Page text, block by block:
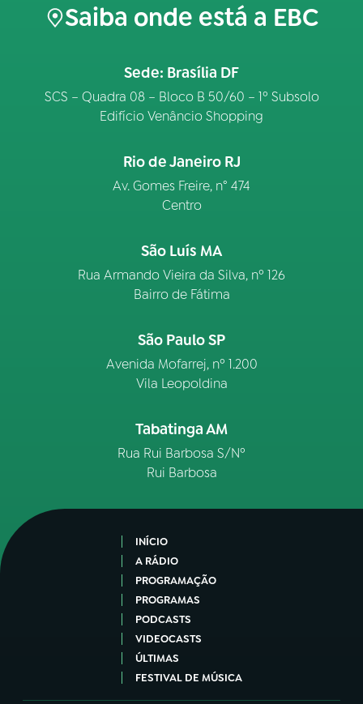
Saiba onde está a EBC
Sede: Brasília DF
SCS – Quadra 08 – Bloco B 50/60 – 1º Subsolo
Edifício Venâncio Shopping
Rio de Janeiro RJ
Av. Gomes Freire, n° 474
Centro
São Luís MA
Rua Armando Vieira da Silva, nº 126
Bairro de Fátima
São Paulo SP
Avenida Mofarrej, nº 1.200
Vila Leopoldina
Tabatinga AM
Rua Rui Barbosa S/Nº
Rui Barbosa
INÍCIO
A RÁDIO
PROGRAMAÇÃO
PROGRAMAS
PODCASTS
VIDEOCASTS
ÚLTIMAS
FESTIVAL DE MÚSICA